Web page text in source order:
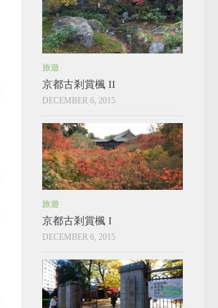
旅遊
京都古剎賞楓 II
DECEMBER 6, 2015
旅遊
京都古剎賞楓 I
DECEMBER 6, 2015